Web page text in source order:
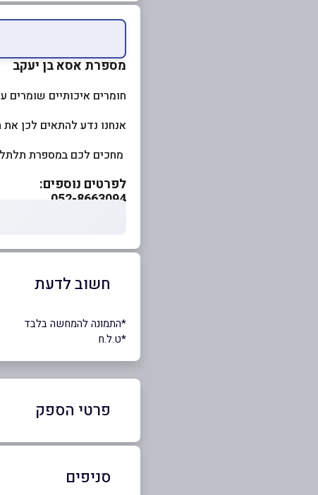
מספרת אסא בן יעקב
חומרים איכותיים
אנחנו נדע להתאים לכן
מחכים לכם במספרת תלתל
לפרטים נוספים:
052-8663094
חשוב לדעת
*התמונה להמחשה בלבד
*ט.ל.ח
פרטי הספק
052-8663094
באינסטגרם
סניפים